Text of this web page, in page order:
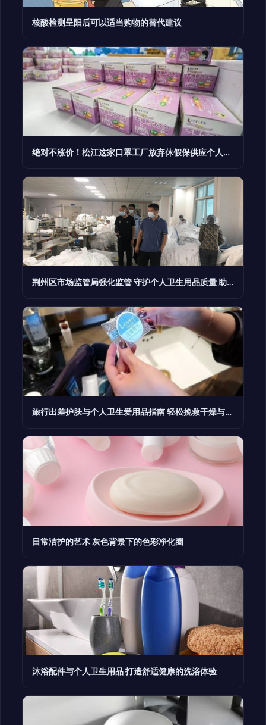
核酸检测呈阳后可以适当购物的替代建议
绝对不涨价！松江这家口罩工厂放弃休假保供应个人卫生用品
荆州区市场监管局强化监管 守护个人卫生用品质量 助力企业复工复产
旅行出差护肤与个人卫生爱用品指南 轻松挽救干燥与烂脸
日常洁护的艺术 灰色背景下的色彩净化圈
沐浴配件与个人卫生用品 打造舒适健康的洗浴体验